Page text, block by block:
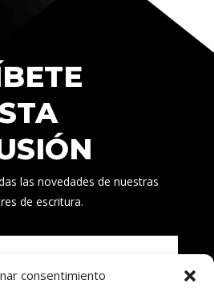
consentimiento
las novedades de nuestras
de escritura.